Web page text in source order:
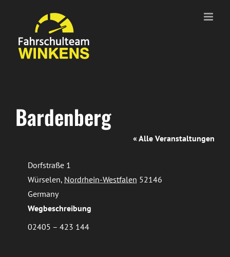
springen
Bardenberg
« Alle Veranstaltungen
Adresse
Dorfstraße 1
Würselen, Nordrhein-Westfalen 52146
Germany
Wegbeschreibung
Telefon
02405 – 423 144